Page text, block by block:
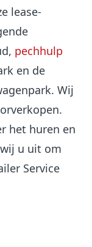
lease-
pechhulp
en de
Wij
het huren en
u uit om
Service